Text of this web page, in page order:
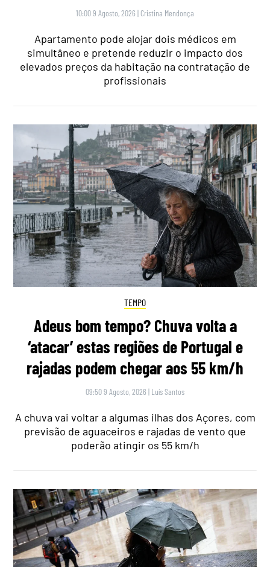
10:00 9 Agosto, 2026 | Cristina Mendonça
Apartamento pode alojar dois médicos em
simultâneo e pretende reduzir o impacto dos
elevados preços da habitação na contratação de
profissionais
TEMPO
Adeus bom tempo? Chuva volta a
‘atacar’ estas regiões de Portugal e
rajadas podem chegar aos 55 km/h
09:50 9 Agosto, 2026 | Luís Santos
A chuva vai voltar a algumas ilhas dos Açores, com
previsão de aguaceiros e rajadas de vento que
poderão atingir os 55 km/h